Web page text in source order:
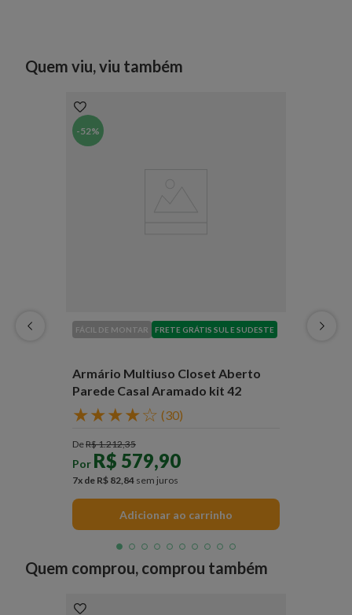
Quem viu, viu também
-52%
FÁCIL DE MONTAR FRETE GRÁTIS SUL E SUDESTE
Armário Multiuso Closet Aberto
Parede Casal Aramado kit 42
★★★★☆ (30)
DeR$1.212,35
Por R$ 579,90
7x de R$ 82,84 sem juros
Adicionar ao carrinho
Quem comprou, comprou também